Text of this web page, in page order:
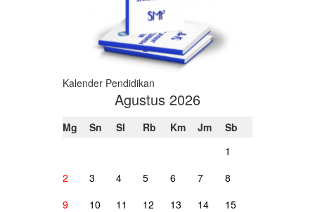
Kalender Pendidikan
Agustus 2026
Mg Sn Sl Rb Km Jm
Sb
1
2
3 4 5 6 7
8
9
10 11 12 13 14
15